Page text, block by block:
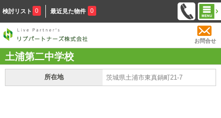
検討リスト 0 最近見た物件 0
お問合せ
土浦第二中学校
所在地 茨城県土浦市東真鍋町21-7